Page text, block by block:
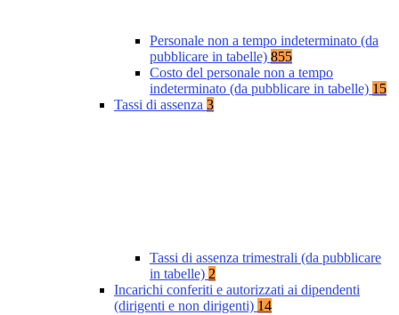
Personale non a tempo indeterminato (da
pubblicare in tabelle) 855
Costo del personale non a tempo
indeterminato (da pubblicare in tabelle) 15
Tassi di assenza 3
Tassi di assenza trimestrali (da pubblicare
in tabelle) 2
Incarichi conferiti e autorizzati ai dipendenti
(dirigenti e non dirigenti) 14